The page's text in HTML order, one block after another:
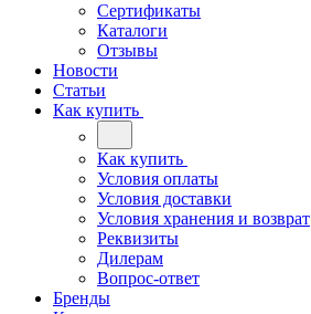
Сертификаты
Каталоги
Отзывы
Новости
Статьи
Как купить
Как купить
Условия оплаты
Условия доставки
Условия хранения и возврат
Реквизиты
Дилерам
Вопрос-ответ
Бренды